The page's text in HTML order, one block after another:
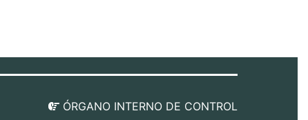
ÓRGANO INTERNO DE CONTROL